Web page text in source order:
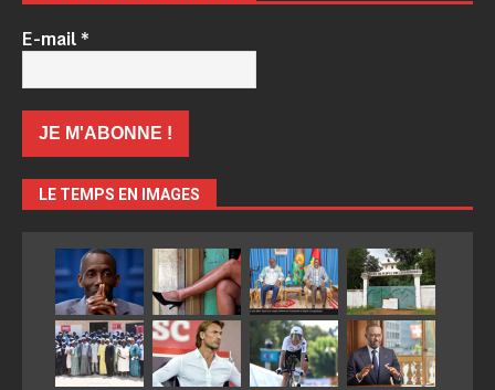
E-mail*
LE TEMPS EN IMAGES